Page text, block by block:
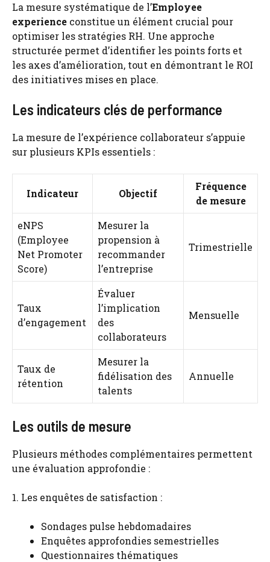
La mesure systématique de l’Employee
experience constitue un élément crucial pour
optimiser les stratégies RH. Une approche
structurée permet d’identifier les points forts et
les axes d’amélioration, tout en démontrant le ROI
des initiatives mises en place.
Les indicateurs clés de performance
La mesure de l’expérience collaborateur s’appuie
sur plusieurs KPIs essentiels :
Indicateur Objectif
Fréquence
de mesure
eNPS
(Employee
Net Promoter
Score)
Mesurer la
propension à
recommander
l’entreprise
Trimestrielle
Taux
d’engagement
Évaluer
l’implication
des
collaborateurs
Mensuelle
Taux de
rétention
Mesurer la
fidélisation des
talents
Annuelle
Les outils de mesure
Plusieurs méthodes complémentaires permettent
une évaluation approfondie :
1. Les enquêtes de satisfaction :
Sondages pulse hebdomadaires
Enquêtes approfondies semestrielles
Questionnaires thématiques